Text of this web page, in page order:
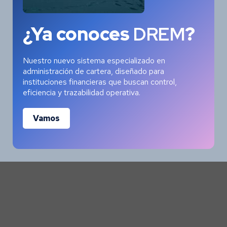
¿Ya conoces DREM?
Nuestro nuevo sistema especializado en
administración de cartera, diseñado para
instituciones financieras que buscan control,
eficiencia y trazabilidad operativa.
Vamos